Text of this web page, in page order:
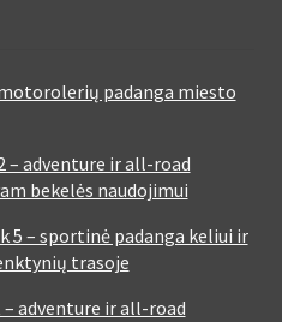
padanga miesto
– adventure ir all-road
bekelės naudojimui
– sportinė padanga keliui ir
trasoje
adventure ir all-road